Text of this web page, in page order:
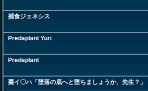
捕食ジェネシス
Predaplant Yuri
Predaplant
棗イ〇ハ「堕落の底へと堕ちましょうか、先生？」